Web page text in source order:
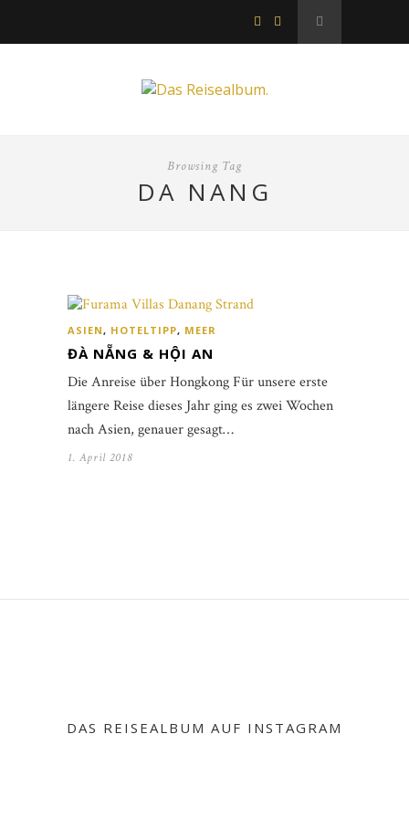
Browsing Tag
DA NANG
ASIEN, HOTELTIPP, MEER
ĐÀ NẴNG & HỘI AN
Die Anreise über Hongkong Für unsere erste
längere Reise dieses Jahr ging es zwei Wochen
nach Asien, genauer gesagt…
1. April 2018
DAS REISEALBUM AUF INSTAGRAM